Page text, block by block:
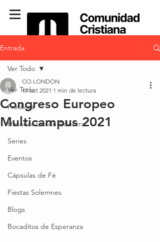
Entrada
Ver Todo
Predicas
Historias Desde Adentro
Series
Eventos
Cápsulas de Fé
Fiestas Solemnes
Blogs
Bocaditos de Esperanza
Ver Todo
Congreso Europeo
Multicampus 2021
CCI LONDON
17 oct 2021 1 min de lectura